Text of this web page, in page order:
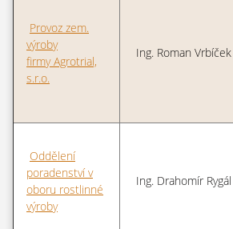
Provoz zem.
výroby
firmy Agrotrial,
s.r.o.
Ing. Roman Vrbíček
Oddělení
poradenství v
oboru rostlinné
výroby
Ing. Drahomír Rygál